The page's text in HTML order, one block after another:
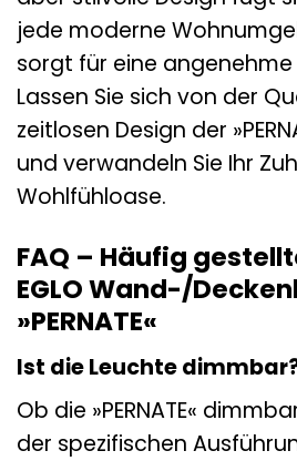
jede moderne
sorgt für eine
Lassen Sie sich von der
zeitlosen Design der
und verwandeln Sie Ihr
Wohlfühloase.
FAQ – Häufig
EGLO Wand-/
»PERNATE«
Ist die Leuchte
Ob die »PERNATE«
der spezifischen